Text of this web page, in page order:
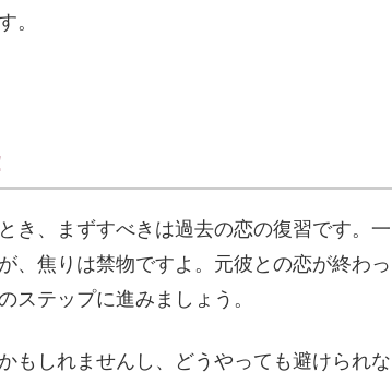
。
き、まずすべきは過去の恋の復習です。一
、焦りは禁物ですよ。元彼との恋が終わっ
ステップに進みましょう。
もしれませんし、どうやっても避けられな